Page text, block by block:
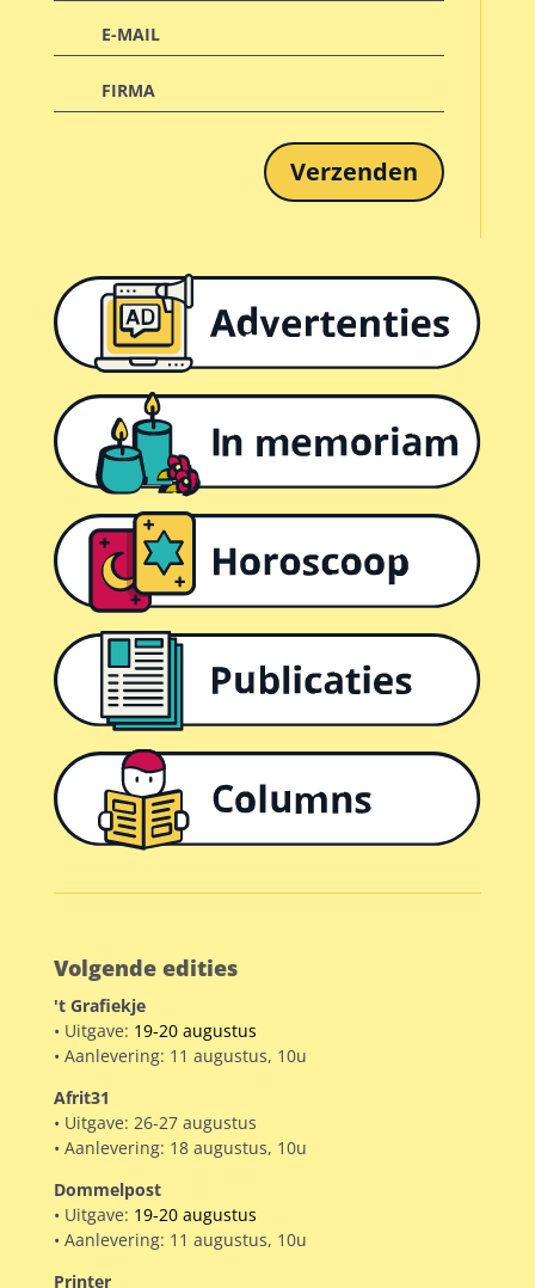
Verzenden
Volgende edities
't Grafiekje
• Uitgave: 19-20 augustus
• Aanlevering: 11 augustus, 10u
Afrit31
• Uitgave: 26-27 augustus
• Aanlevering: 18 augustus, 10u
Dommelpost
• Uitgave: 19-20 augustus
• Aanlevering: 11 augustus, 10u
Printer